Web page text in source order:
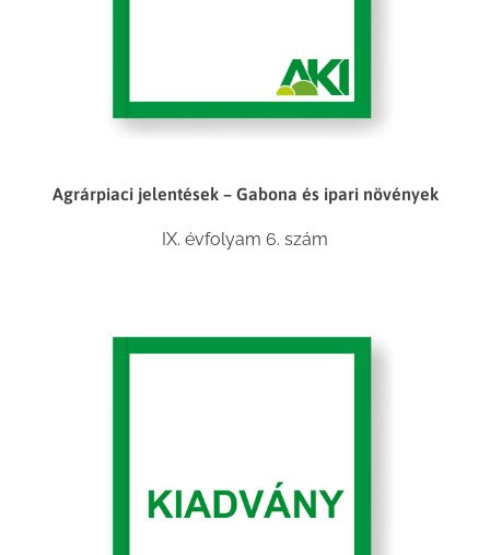
Agrárpiaci jelentések – Gabona és ipari növények
IX. évfolyam 6. szám